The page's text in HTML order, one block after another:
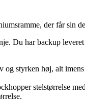
der får sin
Du har backup
styrken høj, alt
stelstørrelse